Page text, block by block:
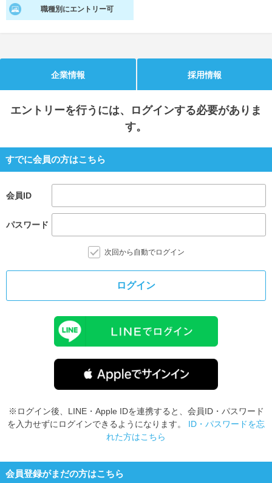
就活ノウハウが満載！
あなたに合う仕事を診断！ 動画で対策講座をチェック
職種別にエントリー可
企業情報 採用情報
エントリーを行うには、ログインする必要がありま
す。
すでに会員の方はこちら
会員ID
パスワード
次回から自動でログイン
ログイン
※ログイン後、LINE・Apple IDを連携すると、会員ID・パスワード
を入力せずにログインできるようになります。 ID・パスワードを忘
れた方はこちら
会員登録がまだの方はこちら